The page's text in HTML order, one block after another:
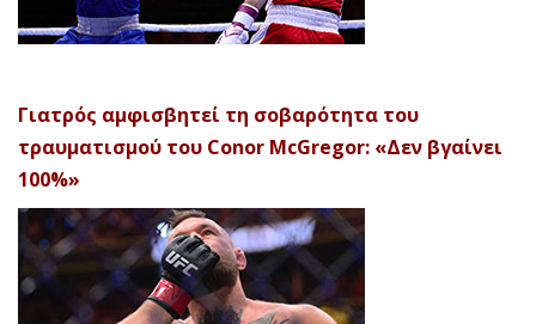
Γιατρός αμφισβητεί τη σοβαρότητα του
τραυματισμού του Conor McGregor: «Δεν βγαίνει
100%»